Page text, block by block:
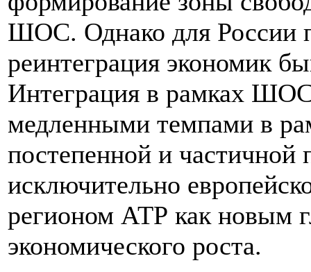
ШОС. Однако для России
реинтеграция экономик
Интеграция в рамках
медленными темпами в
постепенной и частичной
исключительно
регионом АТР как новым
экономического роста.